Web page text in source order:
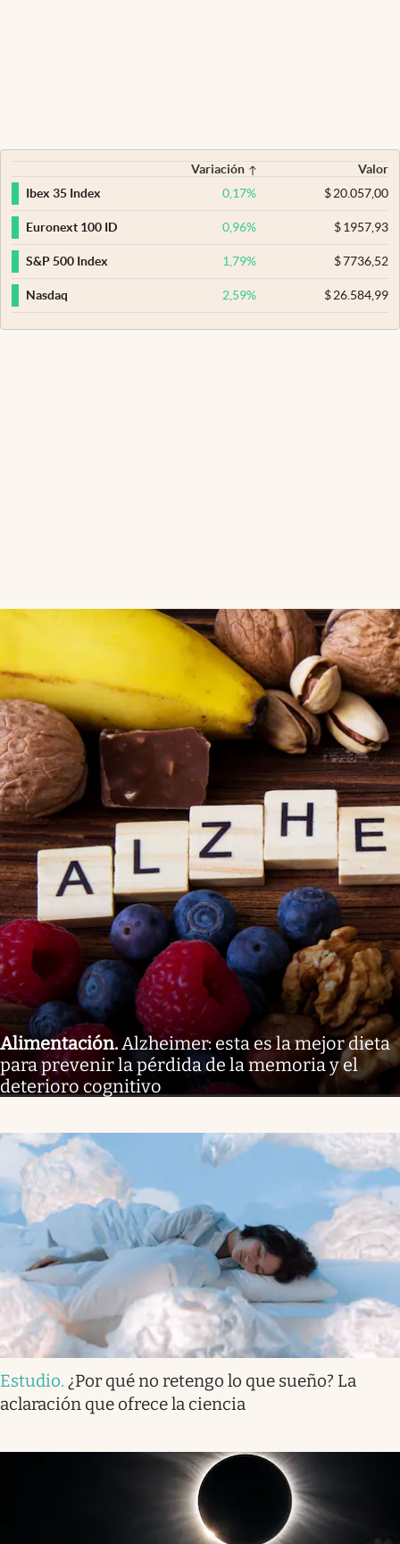
Variación
Valor
Ibex 35 Index
0,17% $20.057,00
Euronext 100 ID 0,96% $1957,93
S&P 500 Index 1,79% $7736,52
Nasdaq 2,59% $26.584,99
Alimentación.Alzheimer: esta es la mejor dieta
para prevenir la pérdida de la memoria y el
deterioro cognitivo
Estudio. ¿Por qué no retengo lo que sueño? La
aclaración que ofrece la ciencia